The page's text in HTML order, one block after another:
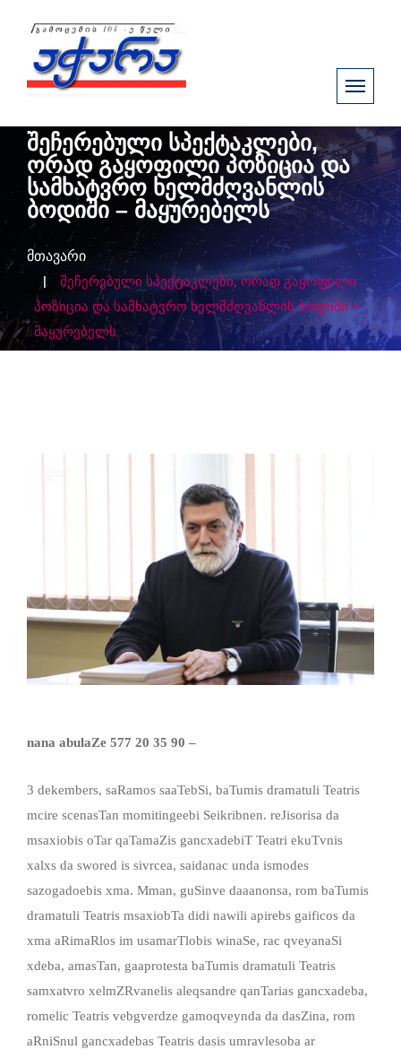
შეჩერებული სპექტაკლები,
ორად გაყოფილი პოზიცია და
სამხატვრო ხელმძღვანლის
ბოდიში – მაყურებელს
მთავარი
შეჩერებული სპექტაკლები, ორად გაყოფილი
პოზიცია და სამხატვრო ხელმძღვანლის ბოდიში –
მაყურებელს
nana abulaZe 577 20 35 90 –
3 dekembers, saRamos saaTebSi, baTumis dramatuli Teatris
mcire scenasTan momitingeebi Seikribnen. reJisorisa da
msaxiobis oTar qaTamaZis gancxadebiT Teatri ekuTvnis
xalxs da swored is sivrcea, saidanac unda ismodes
sazogadoebis xma. Mman, guSinve daaanonsa, rom baTumis
dramatuli Teatris msaxiobTa didi nawili apirebs gaificos da
xma aRimaRlos im usamarTlobis winaSe, rac qveyanaSi
xdeba, amasTan, gaaprotesta baTumis dramatuli Teatris
samxatvro xelmZRvanelis aleqsandre qanTarias gancxadeba,
romelic Teatris vebgverdze gamoqveynda da dasZina, rom
aRniSnul gancxadebas Teatris dasis umravlesoba ar